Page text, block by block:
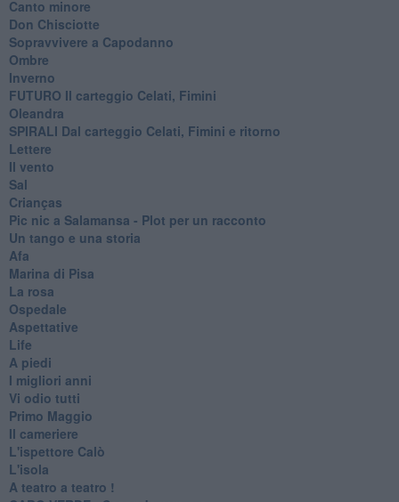
Canto minore
Don Chisciotte
Sopravvivere a Capodanno
Ombre
Inverno
FUTURO Il carteggio Celati, Fimini
Oleandra
SPIRALI Dal carteggio Celati, Fimini e ritorno
Lettere
Il vento
Sal
Crianças
Pic nic a Salamansa - Plot per un racconto
Un tango e una storia
Afa
Marina di Pisa
La rosa
Ospedale
Aspettative
Life
A piedi
I migliori anni
Vi odio tutti
Primo Maggio
Il cameriere
L'ispettore Calò
L'isola
A teatro a teatro !